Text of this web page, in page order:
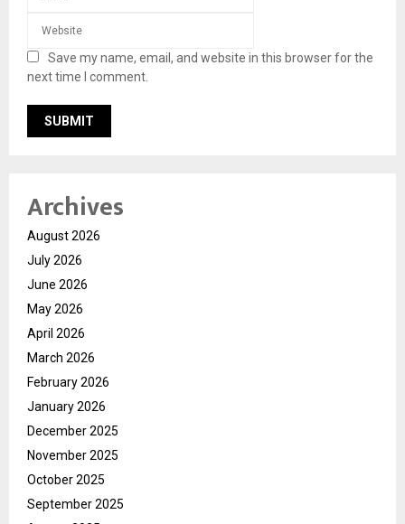
Save my name, email, and website in this browser for the
next time I comment.
Archives
August 2026
July 2026
June 2026
May 2026
April 2026
March 2026
February 2026
January 2026
December 2025
November 2025
October 2025
September 2025